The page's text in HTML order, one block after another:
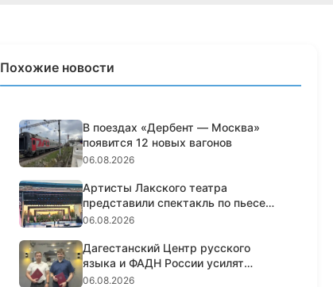
Похожие новости
В поездах «Дербент — Москва»
появится 12 новых вагонов
06.08.2026
Артисты Лакского театра
представили спектакль по пьесе
Шексп...
06.08.2026
Дагестанский Центр русского
языка и ФАДН России усилят
работ...
06.08.2026